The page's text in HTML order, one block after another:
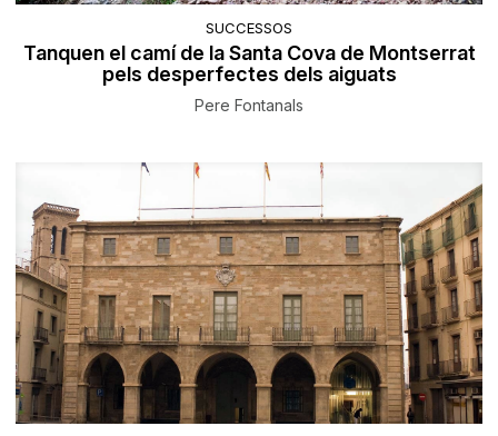
SUCCESSOS
Tanquen el camí de la Santa Cova de Montserrat
pels desperfectes dels aiguats
Pere Fontanals